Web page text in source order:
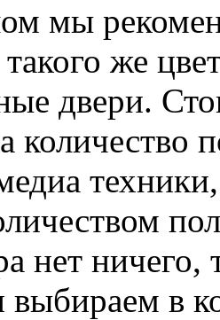
мы
же
двери.
количество
нет
выбираем в